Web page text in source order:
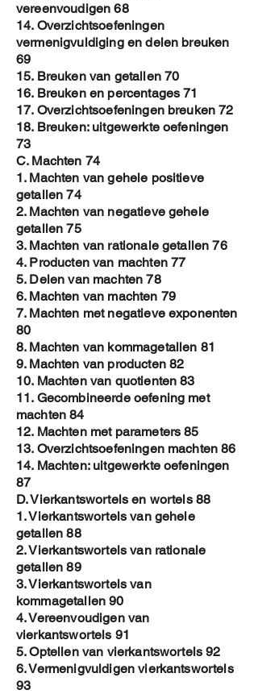
vereenvoudigen 68
14. Overzichtsoefeningen
vermenigvuldiging en delen breuken
69
15. Breuken van getallen 70
16. Breuken en percentages 71
17. Overzichtsoefeningen breuken 72
18. Breuken: uitgewerkte oefeningen
73
C. Machten 74
1. Machten van gehele positieve
getallen 74
2. Machten van negatieve gehele
getallen 75
3. Machten van rationale getallen 76
4. Producten van machten 77
5. Delen van machten 78
6. Machten van machten 79
7. Machten met negatieve exponenten
80
8. Machten van kommagetallen 81
9. Machten van producten 82
10. Machten van quotienten 83
11. Gecombineerde oefening met
machten 84
12. Machten met parameters 85
13. Overzichtsoefeningen machten 86
14. Machten: uitgewerkte oefeningen
87
D. Vierkantswortels en wortels 88
1. Vierkantswortels van gehele
getallen 88
2. Vierkantswortels van rationale
getallen 89
3. Vierkantswortels van
kommagetallen 90
4. Vereenvoudigen van
vierkantswortels 91
5. Optellen van vierkantswortels 92
6. Vermenigvuldigen vierkantswortels
93